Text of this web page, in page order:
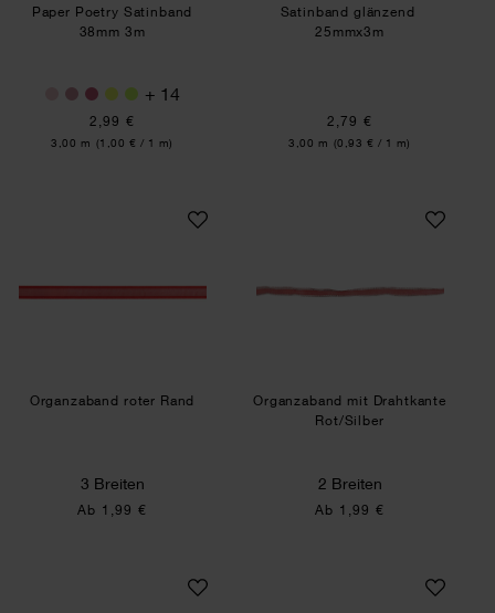
Paper Poetry Satinband
38mm 3m
+ 14
2,99 €
Inhalt:
3,00 m (1,00 € / 1 m)
Satinband glänzend
25mmx3m
2,79 €
Inhalt:
3,00 m (0,93 € / 1 m)
Organzaband roter Rand
Organzaband roter Rand
3 Breiten
Ab 1,99 €
Organzaband
Organzaband mit Drahtkante
Rot/Silber
2 Breiten
Ab 1,99 €
Baumwollband Rot Metallic Band